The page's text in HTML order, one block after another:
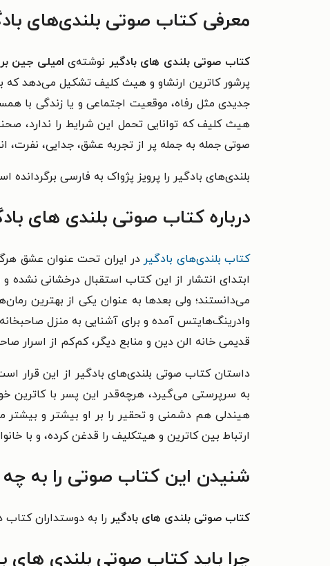
معرفی کتاب صوتی بلندی‌های
کتاب صوتی بلندی های بادگیر نوشته‌ی امیلی جین
پرشور کاترین ارنشاو و هیث کلیف تشکیل می‌دهد
جدیدی مثل رفاه، موقعیت اجتماعی و یا زندگی با
هیث کلیف که توانایی تحمل این شرایط را ندارد،
صوتی جمله به جمله پر از تجربه عشق، جدایی، نفرت،
بلندی‌های بادگیر را پرویز پژواک به فارسی
درباره کتاب صوتی بلندی های
کتاب بلندی‌های بادگیر
ابتدای انتشار از این کتاب استقبال درخشانی
می‌دانستند؛ ولی بعدها به عنوان یکی از بهترین
وادرینگ‌هایتس آمده و برای آشنایی به منزل
قدیمی خانه الن دین و منابع دیگر، کم‌کم از اسرار
داستان کتاب صوتی بلندی‌های بادگیر از این قرار
به سرپرستی می‌گیرد، هرچه‌قدر این پسر با کاترین
هیندلی هم دشمنی و تحقیر را بر او بیشتر و
ارتباط بین کاترین و هیتکلیف را قدغن کرده، و با
شنیدن این کتاب صوتی را به
کتاب صوتی بلندی های بادگیر را به دوستداران
چرا باید کتاب صوتی بلندی های